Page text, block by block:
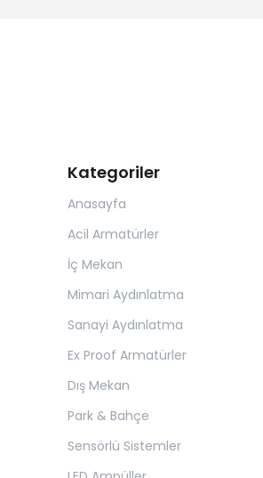
Kategoriler
Anasayfa
Acil Armatürler
İç Mekan
Mimari Aydınlatma
Sanayi Aydınlatma
Ex Proof Armatürler
Dış Mekan
Park & Bahçe
Sensörlü Sistemler